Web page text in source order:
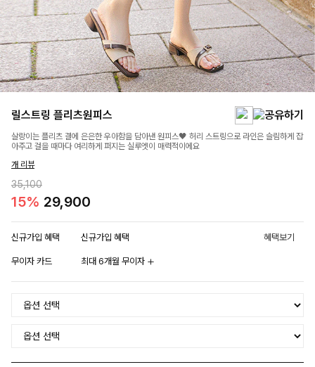
릴스트링 플리츠원피스
살랑이는 플리츠 결에 은은한 우아함을 담아낸 원피스🖤 허리 스트링으로 라인은 슬림하게 잡
아주고 걸을 때마다 여리하게 퍼지는 실루엣이 매력적이에요
개 리뷰
35,100
15% 29,900
신규가입 혜택 신규가입 혜택 혜택보기
무이자 카드 최대 6개월 무이자